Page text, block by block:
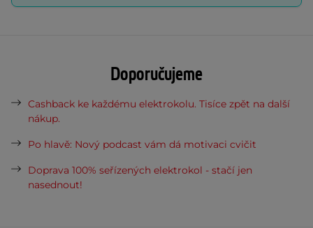
Doporučujeme
Cashback ke každému elektrokolu. Tisíce zpět na další
nákup.
Po hlavě: Nový podcast vám dá motivaci cvičit
Doprava 100% seřízených elektrokol - stačí jen
nasednout!